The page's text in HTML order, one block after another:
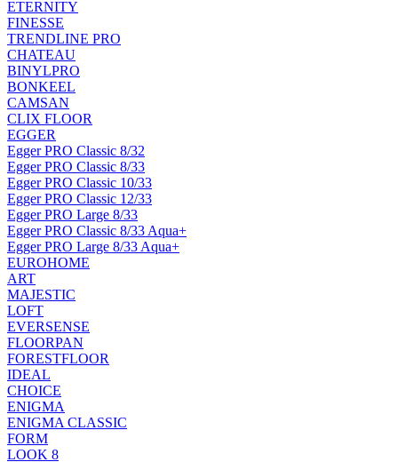
ETERNITY
FINESSE
TRENDLINE PRO
CHATEAU
BINYLPRO
BONKEEL
CAMSAN
CLIX FLOOR
EGGER
Egger PRO Classic 8/32
Egger PRO Classic 8/33
Egger PRO Classic 10/33
Egger PRO Classic 12/33
Egger PRO Large 8/33
Egger PRO Classic 8/33 Aqua+
Egger PRO Large 8/33 Aqua+
EUROHOME
ART
MAJESTIC
LOFT
EVERSENSE
FLOORPAN
FORESTFLOOR
IDEAL
CHOICE
ENIGMA
ENIGMA CLASSIC
FORM
LOOK 8